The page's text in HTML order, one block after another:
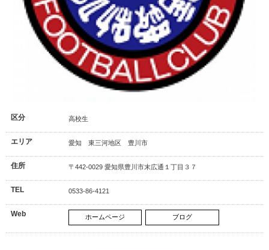
区分 高校生
エリア 愛知 東三河地区 豊川市
住所 〒442-0029 愛知県豊川市末広通１丁目３７
TEL 0533-86-4121
Web ホームページ ブログ